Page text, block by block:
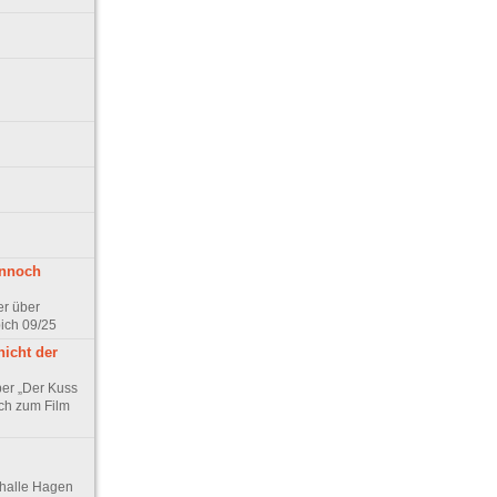
über
09/25
der
„Der Kuss
zum Film
Hagen